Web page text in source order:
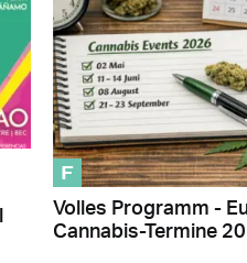
F
Volles Programm -
Cannabis-Termine